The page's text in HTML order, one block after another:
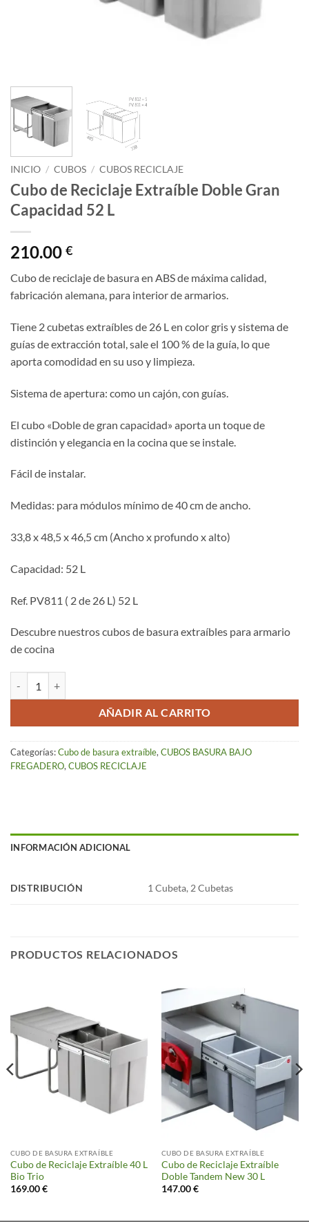
INICIO / CUBOS / CUBOS RECICLAJE
Cubo de Reciclaje Extraíble Doble Gran
Capacidad 52 L
210.00 €
Cubo de reciclaje de basura en ABS de máxima calidad,
fabricación alemana, para interior de armarios.
Tiene 2 cubetas extraíbles de 26 L en color gris y sistema de
guías de extracción total, sale el 100 % de la guía, lo que
aporta comodidad en su uso y limpieza.
Sistema de apertura: como un cajón, con guías.
El cubo «Doble de gran capacidad» aporta un toque de
distinción y elegancia en la cocina que se instale.
Fácil de instalar.
Medidas: para módulos mínimo de 40 cm de ancho.
33,8 x 48,5 x 46,5 cm (Ancho x profundo x alto)
Capacidad: 52 L
Ref. PV811 ( 2 de 26 L) 52 L
Descubre nuestros cubos de basura extraíbles para armario
de cocina
AÑADIR AL CARRITO
Categorías:Cubo de basura extraíble, CUBOS BASURA BAJO
FREGADERO, CUBOS RECICLAJE
INFORMACIÓN ADICIONAL
DISTRIBUCIÓN 1 Cubeta, 2 Cubetas
PRODUCTOS RELACIONADOS
CUBO DE BASURA EXTRAÍBLE
Cubo de Reciclaje Extraíble 40 L
Bio Trio
169.00€
CUBO DE BASURA EXTRAÍBLE
Cubo de Reciclaje Extraíble
Doble Tandem New 30 L
147.00€